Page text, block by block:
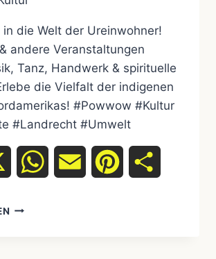
in die Welt der Ureinwohner!
andere Veranstaltungen
Tanz, Handwerk & spirituelle
die Vielfalt der indigenen
#Powwow #Kultur
#Landrecht #Umwelt
WhatsAppEmail Pinterest
POWWOWS